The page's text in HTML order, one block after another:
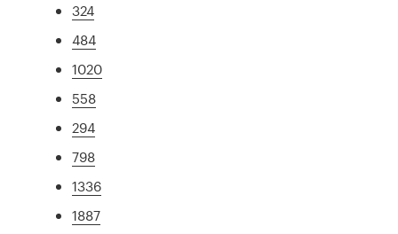
324
484
1020
558
294
798
1336
1887